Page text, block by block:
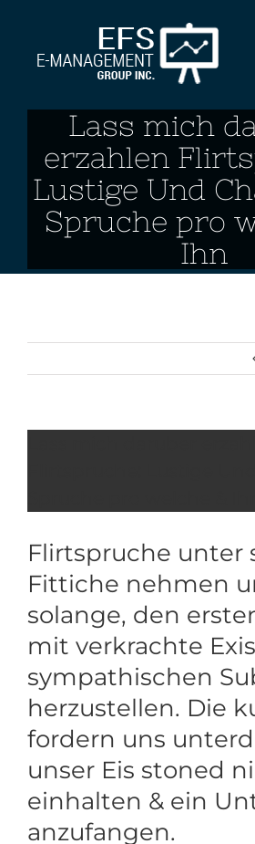
content
Lass mich
erzahlen
Lustige Und
Spruche pro
Ihn
Flirtspruche unter
Fittiche nehmen
solange, den
mit verkrachte
sympathischen
herzustellen. Die
fordern uns
unser Eis stoned
einhalten & ein
anzufangen.